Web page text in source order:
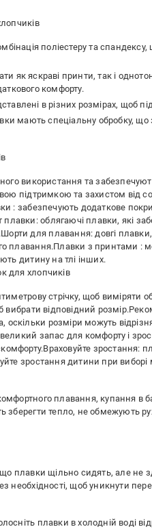
поліестеру та
як яскраві принти, так і
комфорту.
в різних розмірах, щоб
мають спеціальну обробку,
використання та
підтримкою та захистом від
: забезпечують додаткове
облягаючі плавки, які
для плавання: довгі
плавання.Плавки з принтами :
дитину на тлі інших.
для хлопчиків
стрічку, щоб виміряти
відповідний
оскільки розміри можуть
запас для комфорту і
зростання:
зростання дитини при виборі
плавання, купання в
зберегти тепло, не обмежують
плавки щільно сидять, але не
необхідності, щоб уникнути
плавки в холодній воді